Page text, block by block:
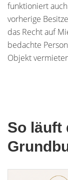
funktioniert
vorherige
das Recht auf
bedachte
Objekt
So läuft